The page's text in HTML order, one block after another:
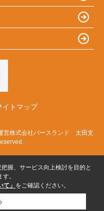
イトマップ
営株式会社バースランド 太田支
握、サービス向上検討を目的と
。
て」 をご確認ください。